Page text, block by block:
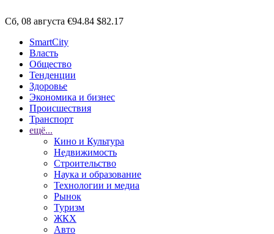
Сб, 08 августа €94.84 $82.17
SmartCity
Власть
Общество
Тенденции
Здоровье
Экономика и бизнес
Происшествия
Транспорт
ещё...
Кино и Культура
Недвижимость
Строительство
Наука и образование
Технологии и медиа
Рынок
Туризм
ЖКХ
Авто